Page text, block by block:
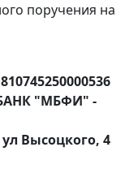
поручения на
"МБФИ" -
Высоцкого, 4